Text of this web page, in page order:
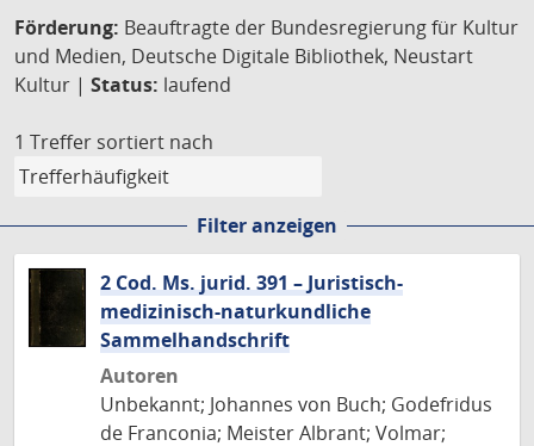
Förderung: Beauftragte der Bundesregierung für Kultur
und Medien, Deutsche Digitale Bibliothek, Neustart
Kultur | Status: laufend
1 Treffer sortiert nach
Filter anzeigen
2 Cod. Ms. jurid. 391 – Juristisch-
medizinisch-naturkundliche
Sammelhandschrift
Autoren
Unbekannt; Johannes von Buch; Godefridus
de Franconia; Meister Albrant; Volmar;